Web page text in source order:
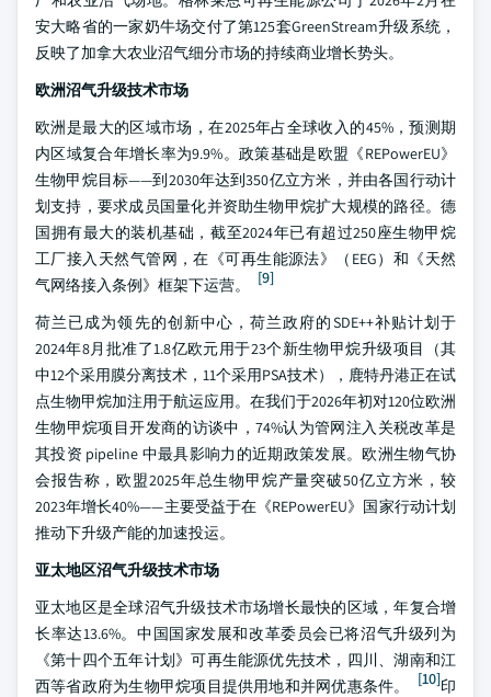
安大略省的一家奶牛场交付了第125套GreenStream升级系统，
反映了加拿大农业沼气细分市场的持续商业增长势头。
欧洲沼气升级技术市场
欧洲是最大的区域市场，在2025年占全球收入的45%，预测期
内区域复合年增长率为9.9%。政策基础是欧盟《REPowerEU》
生物甲烷目标——到2030年达到350亿立方米，并由各国行动计
划支持，要求成员国量化并资助生物甲烷扩大规模的路径。德
国拥有最大的装机基础，截至2024年已有超过250座生物甲烷
工厂接入天然气管网，在《可再生能源法》（EEG）和《天然
气网络接入条例》框架下运营。
[9]
荷兰已成为领先的创新中心，荷兰政府的SDE++补贴计划于
2024年8月批准了1.8亿欧元用于23个新生物甲烷升级项目（其
中12个采用膜分离技术，11个采用PSA技术），鹿特丹港正在试
点生物甲烷加注用于航运应用。在我们于2026年初对120位欧洲
生物甲烷项目开发商的访谈中，74%认为管网注入关税改革是
其投资 pipeline 中最具影响力的近期政策发展。欧洲生物气协
会报告称，欧盟2025年总生物甲烷产量突破50亿立方米，较
2023年增长40%——主要受益于在《REPowerEU》国家行动计划
推动下升级产能的加速投运。
亚太地区沼气升级技术市场
亚太地区是全球沼气升级技术市场增长最快的区域，年复合增
长率达13.6%。中国国家发展和改革委员会已将沼气升级列为
《第十四个五年计划》可再生能源优先技术，四川、湖南和江
西等省政府为生物甲烷项目提供用地和并网优惠条件。
[10]印